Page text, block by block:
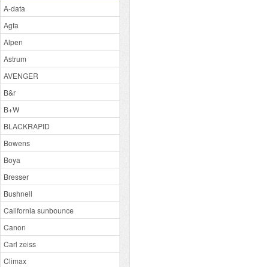
A-data
Agfa
Alpen
Astrum
AVENGER
B&r
B+W
BLACKRAPID
Bowens
Boya
Bresser
Bushnell
California sunbounce
Canon
Carl zeiss
Climax